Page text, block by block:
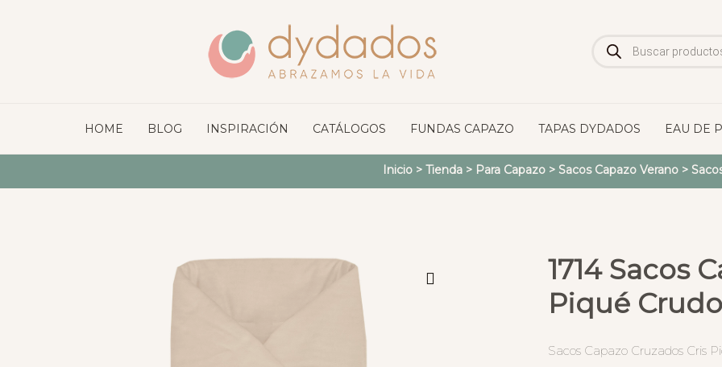
de
productos
HOME BLOG INSPIRACIÓN CATÁLOGOS FUNDAS CAPAZO TAPAS DYDADOS EAU DE
Inicio> Tienda> Para Capazo> Sacos Capazo Verano>
1714 Sacos
Piqué
Sacos Capazo Cruzados Cris